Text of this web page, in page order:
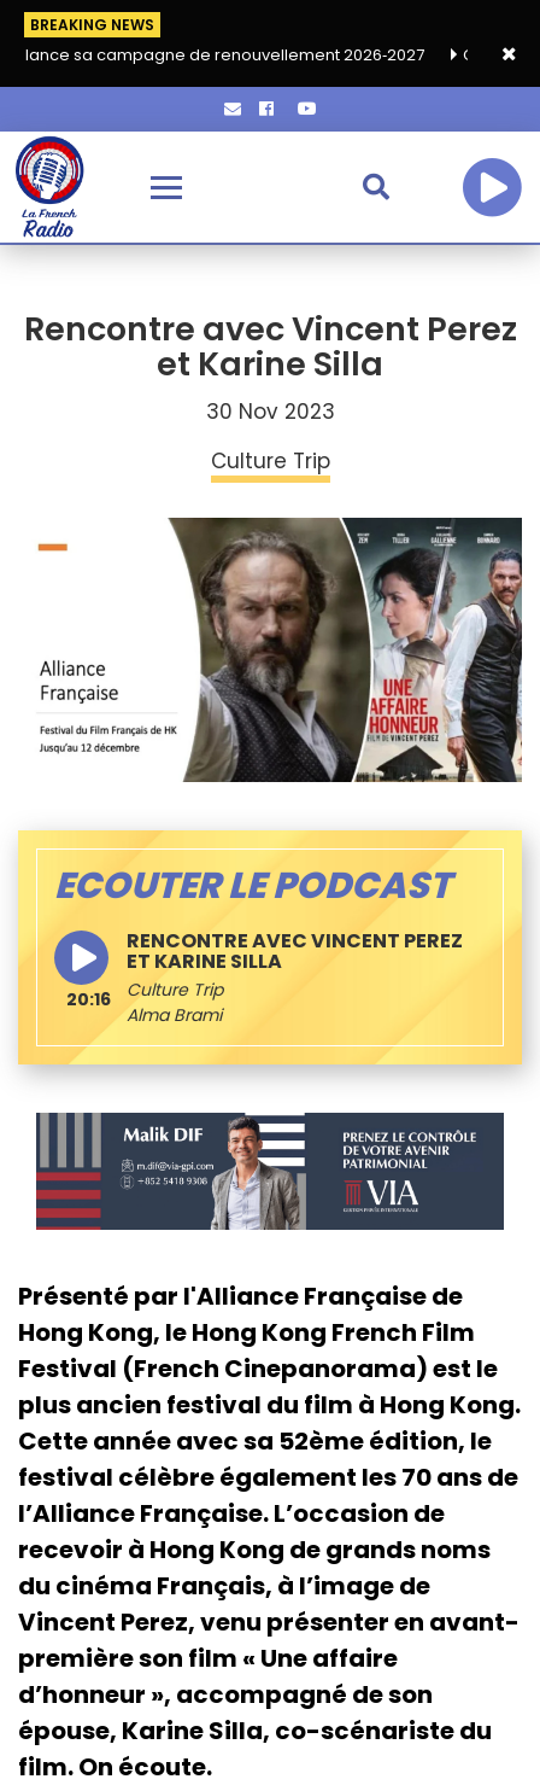
BREAKING NEWS
de renouvellement 2026‑2027 Grand café de
Rencontre avec Vincent Perez
et Karine Silla
30 Nov 2023
Culture Trip
ECOUTER LE PODCAST
RENCONTRE AVEC VINCENT PEREZ
ET KARINE SILLA
Culture Trip
Alma Brami
20:16
Présenté par l'Alliance Française de
Hong Kong, le Hong Kong French Film
Festival (French Cinepanorama) est le
plus ancien festival du film à Hong Kong.
Cette année avec sa 52ème édition, le
festival célèbre également les 70 ans de
l’Alliance Française. L’occasion de
recevoir à Hong Kong de grands noms
du cinéma Français, à l’image de
Vincent Perez, venu présenter en avant-
première son film « Une affaire
d’honneur », accompagné de son
épouse, Karine Silla, co-scénariste du
film. On écoute.